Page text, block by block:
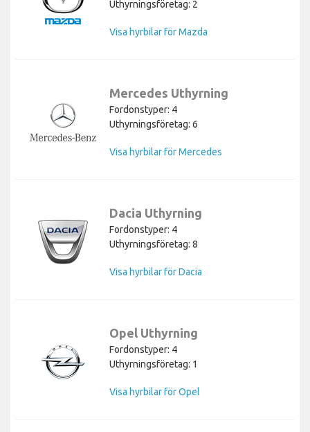
Uthyrningsföretag: 2
Visa hyrbilar för Mazda
Mercedes Uthyrning
Fordonstyper: 4
Uthyrningsföretag: 6
Visa hyrbilar för Mercedes
Dacia Uthyrning
Fordonstyper: 4
Uthyrningsföretag: 8
Visa hyrbilar för Dacia
Opel Uthyrning
Fordonstyper: 4
Uthyrningsföretag: 1
Visa hyrbilar för Opel